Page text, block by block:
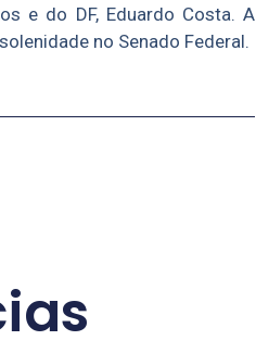
e do DF, Eduardo Costa. A
no Senado Federal.